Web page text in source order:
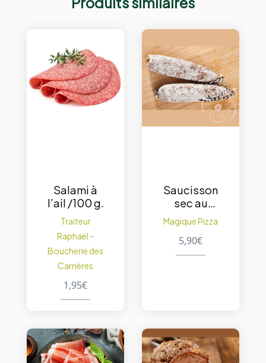
Salami à
l’ail /100 g.
Traiteur
Raphaël -
Boucherie des
Carrières
1,95€
Saucisson
sec au
fenouil non
piquant / 1
p.
Magique Pizza
5,90€